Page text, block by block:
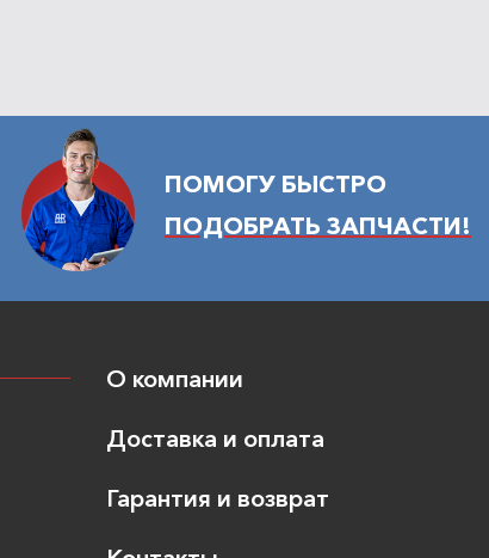
ПОМОГУ БЫСТРО
ПОДОБРАТЬ ЗАПЧАСТИ!
О компании
Доставка и оплата
Гарантия и возврат